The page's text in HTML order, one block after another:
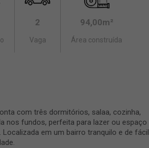
2
Vaga
94,00m²
Área construída
com três dormitórios, salaa, cozinha,
nos fundos, perfeita para lazer ou espaço
em um bairro tranquilo e de fácil